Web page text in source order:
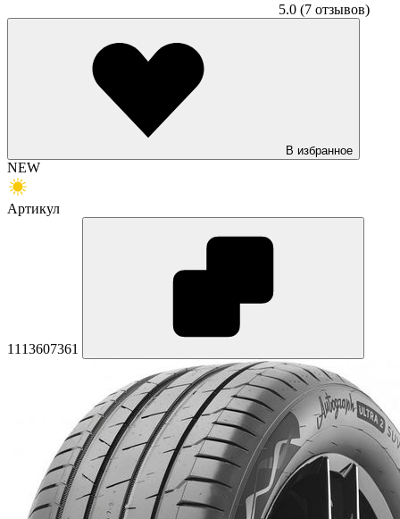
5.0 (7 отзывов)
В избранное
NEW
Артикул
1113607361